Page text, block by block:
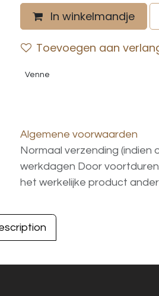
In winkelmandje
Toevoegen aan
Venne
Algemene voorwaarden
Normaal verzending (indien
werkdagen Door
het werkelijke product